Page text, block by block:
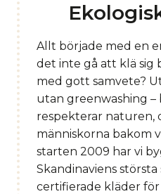
Allt började med en
det inte gå att klä sig
med gott samvete?
utan greenwashing –
respekterar naturen,
människorna bakom
starten 2009 har vi
Skandinaviens
certifierade kläder